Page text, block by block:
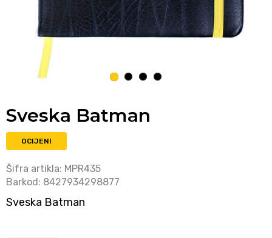
1 2 3 4
Sveska Batman
OCIJENI
Šifra artikla: MPR435
Barkod: 8427934298877
Sveska Batman